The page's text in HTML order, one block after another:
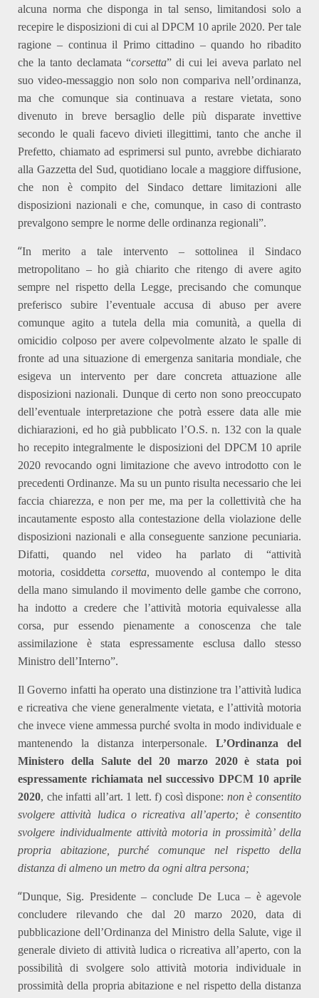
alcuna norma che disponga in tal senso, limitandosi solo a
recepire le disposizioni di cui al DPCM 10 aprile 2020. Per tale
ragione – continua ilPrimo cittadino–quando ho ribadito
chelatanto declamata “corsetta” di cuilei aveva parlato nel
suo video-messaggio non solo non compariva nell’ordinanza,
ma che comunque sia continuava a restare vietata, sono
divenuto in breve bersaglio delle più disparate invettive
secondo le quali facevodivieti illegittimi, tanto che anche il
Prefetto, chiamato ad esprimersi sul punto, avrebbe dichiarato
alla Gazzetta del Sud, quotidiano locale a maggiore diffusione,
che non è compito del Sindaco dettare limitazioni alle
disposizioni nazionali e che, comunque, in caso di contrasto
prevalgono sempre le norme delle ordinanza regionali”.
“In merito a tale intervento – sottolinea il Sindaco
metropolitano –ho già chiarito che ritengo di avere agito
sempre nel rispetto della Legge, precisando che comunque
preferisco subire l’eventuale accusa di abuso per avere
comunque agito a tutela della mia comunità, a quella di
omicidio colposo per avere colpevolmente alzato le spalle di
fronte ad una situazione di emergenza sanitaria mondiale, che
esigeva un intervento per dare concreta attuazione alle
disposizioni nazionali. Dunque di certo non sono preoccupato
dell’eventuale interpretazione che potrà essere data alle mie
dichiarazioni, ed ho già pubblicato l’O.S. n. 132 con la quale
ho recepito integralmente le disposizioni del DPCM 10 aprile
2020 revocando ogni limitazione che avevo introdotto con le
precedenti Ordinanze. Ma su un punto risulta necessario che lei
faccia chiarezza, e non per me, ma per la collettivitàche ha
incautamente esposto alla contestazione della violazione delle
disposizioni nazionali e alla conseguente sanzione pecuniaria.
Difatti, quando nel video ha parlato di “attività
motoria, cosiddetta corsetta, muovendo al contempo le dita
della mano simulando il movimento delle gambe che corrono,
ha indotto a credere che l’attività motoria equivalesse alla
corsa, pur essendo pienamente a conoscenza che tale
assimilazione è stata espressamente esclusa dallo stesso
Ministro dell’Interno”.
Il Governo infatti ha operato una distinzione tra l’attività ludica
e ricreativa che viene generalmente vietata, e l’attività motoria
che invece viene ammessa purché svolta in modo individuale e
mantenendo la distanza interpersonale.L’Ordinanza del
Ministero della Salute del 20 marzo 2020 è stata poi
espressamente richiamata nel successivo DPCM 10 aprile
2020, che infatti all’art. 1 lett. f) così dispone: non è consentito
svolgere attività ludica o ricreativa all’aperto; è consentito
svolgere individualmente attività motoria in prossimità’ della
propria abitazione, purchécomunque nel rispetto della
distanza di almeno un metro da ogni altra persona;
“Dunque, Sig. Presidente – conclude De Luca – è agevole
concludere rilevando che dal 20 marzo 2020, data di
pubblicazione dell’Ordinanza del Ministro della Salute, vige il
generale divieto di attività ludica o ricreativa all’aperto, con la
possibilità di svolgere solo attività motoria individuale in
prossimità della propria abitazione e nel rispetto della distanza